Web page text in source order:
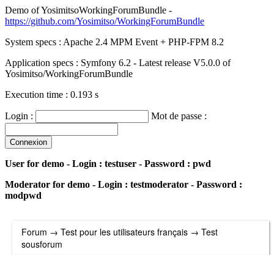
Demo of YosimitsoWorkingForumBundle -
https://github.com/Yosimitso/WorkingForumBundle
System specs : Apache 2.4 MPM Event + PHP-FPM 8.2
Application specs : Symfony 6.2 - Latest release V5.0.0 of
Yosimitso/WorkingForumBundle
Execution time : 0.193 s
Login : Mot de passe :
User for demo - Login : testuser - Password : pwd
Moderator for demo - Login : testmoderator - Password :
modpwd
Forum → Test pour les utilisateurs français→ Test
sousforum